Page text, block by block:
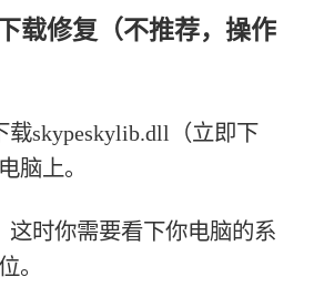
载修复（不推荐，操作
载skypeskylib.dll（立即下
脑上。
这时你需要看下你电脑的系
。